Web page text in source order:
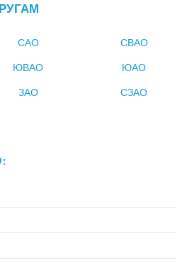
САО СВАО
ЮВАО ЮАО
ЗАО СЗАО